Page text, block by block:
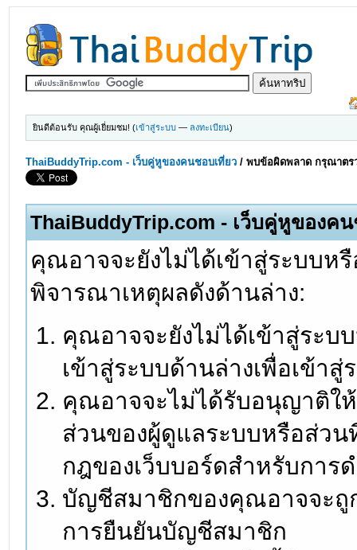
ยินดีต้อนรับ คุณผู้เยี่ยมชม! (เข้าสู่ระบบ — ลงทะเบียน)
ThaiBuddyTrip.com - เว็บคู่หูของคนชอบเที่ยว /พบข้อผิดพลาด กรุณาตร
ThaiBuddyTrip.com - เว็บคู่หูของค
คุณอาจจะยังไม่ได้เข้าสู่ระบบ
พิจารณาเหตุผลดังด้านล่าง:
คุณอาจจะยังไม่ได้เข้าสู่ระบ
เข้าสู่ระบบด้านล่างเพื่อเข้า
คุณอาจจะไม่ได้รับอนุญาติใ
ส่วนของผู้ดูแลระบบหรือส่ว
กฎของเว็บบอร์ดสำหรับการ
บัญชีสมาชิกของคุณอาจจะถู
การยืนยันบัญชีสมาชิก